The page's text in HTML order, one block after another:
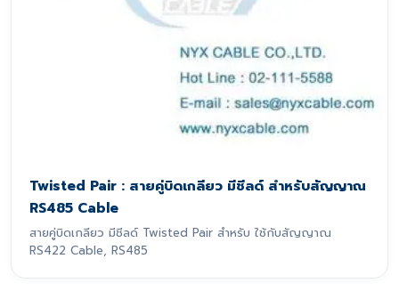
Twisted Pair : สายคู่บิดเกลียว มีชีลด์ สำหรับสัญญาณ
RS485 Cable
สายคู่บิดเกลียว มีชีลด์ Twisted Pair สำหรับ ใช้กับสัญญาณ
RS422 Cable, RS485